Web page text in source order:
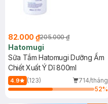
82.000 ₫205.000 ₫
Hatomugi
Sữa Tắm Hatomugi Dưỡng Ẩm
Chiết Xuất Ý Dĩ 800ml
4.9 (123)
714/tháng
52%